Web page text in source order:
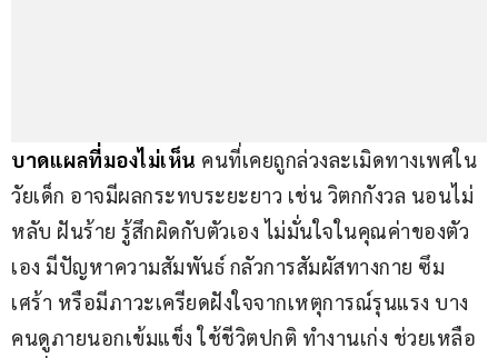
บาดแผลที่มองไม่เห็น คนที่เคยถูกล่วงละเมิดทางเพศใน
วัยเด็ก อาจมีผลกระทบระยะยาว เช่น วิตกกังวล นอนไม่
หลับ ฝันร้าย รู้สึกผิดกับตัวเอง ไม่มั่นใจในคุณค่าของตัว
เอง มีปัญหาความสัมพันธ์ กลัวการสัมผัสทางกาย ซึม
เศร้า หรือมีภาวะเครียดฝังใจจากเหตุการณ์รุนแรง บาง
คนดูภายนอกเข้มแข็ง ใช้ชีวิตปกติ ทำงานเก่ง ช่วยเหลือ